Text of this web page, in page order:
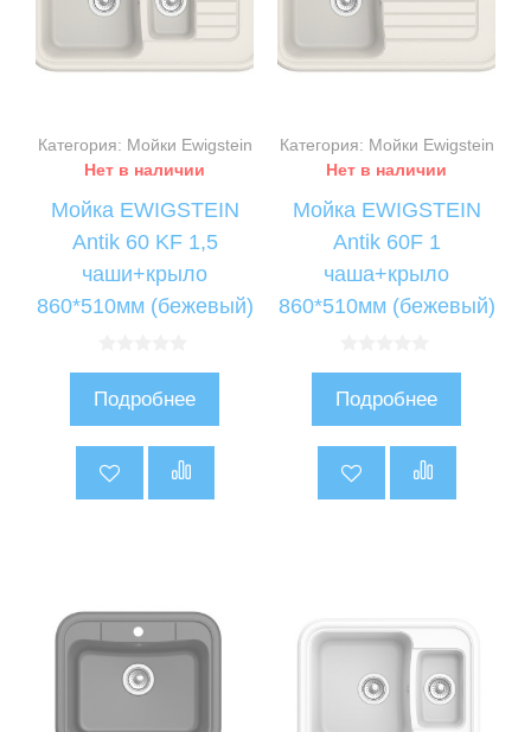
Категория: Мойки Ewigstein
Нет в наличии
Мойка EWIGSTEIN
Antik 60 KF 1,5
чаши+крыло
860*510мм (бежевый)
Подробнее
Категория: Мойки Ewigstein
Нет в наличии
Мойка EWIGSTEIN
Antik 60F 1
чаша+крыло
860*510мм (бежевый)
Подробнее